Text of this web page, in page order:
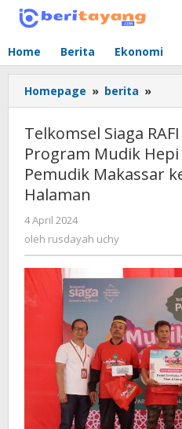
Lewati
Home Berita Ekonomi
Homepage » berita »
2024,
Telkomsel Siaga
Program Mudik
Pemudik Makassar
Halaman
4 April 2024
rusdayah
oleh rusdayah uchy